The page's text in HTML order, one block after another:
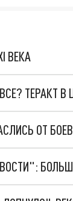
ВЕКА
ТЕРАКТ
ОТ